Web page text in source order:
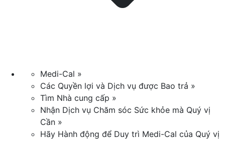
Medi-Cal »
Các Quyền lợi và Dịch vụ được Bao trả »
Tìm Nhà cung cấp »
Nhận Dịch vụ Chăm sóc Sức khỏe mà Quý vị
Cần »
Hãy Hành động để Duy trì Medi-Cal của Quý vị